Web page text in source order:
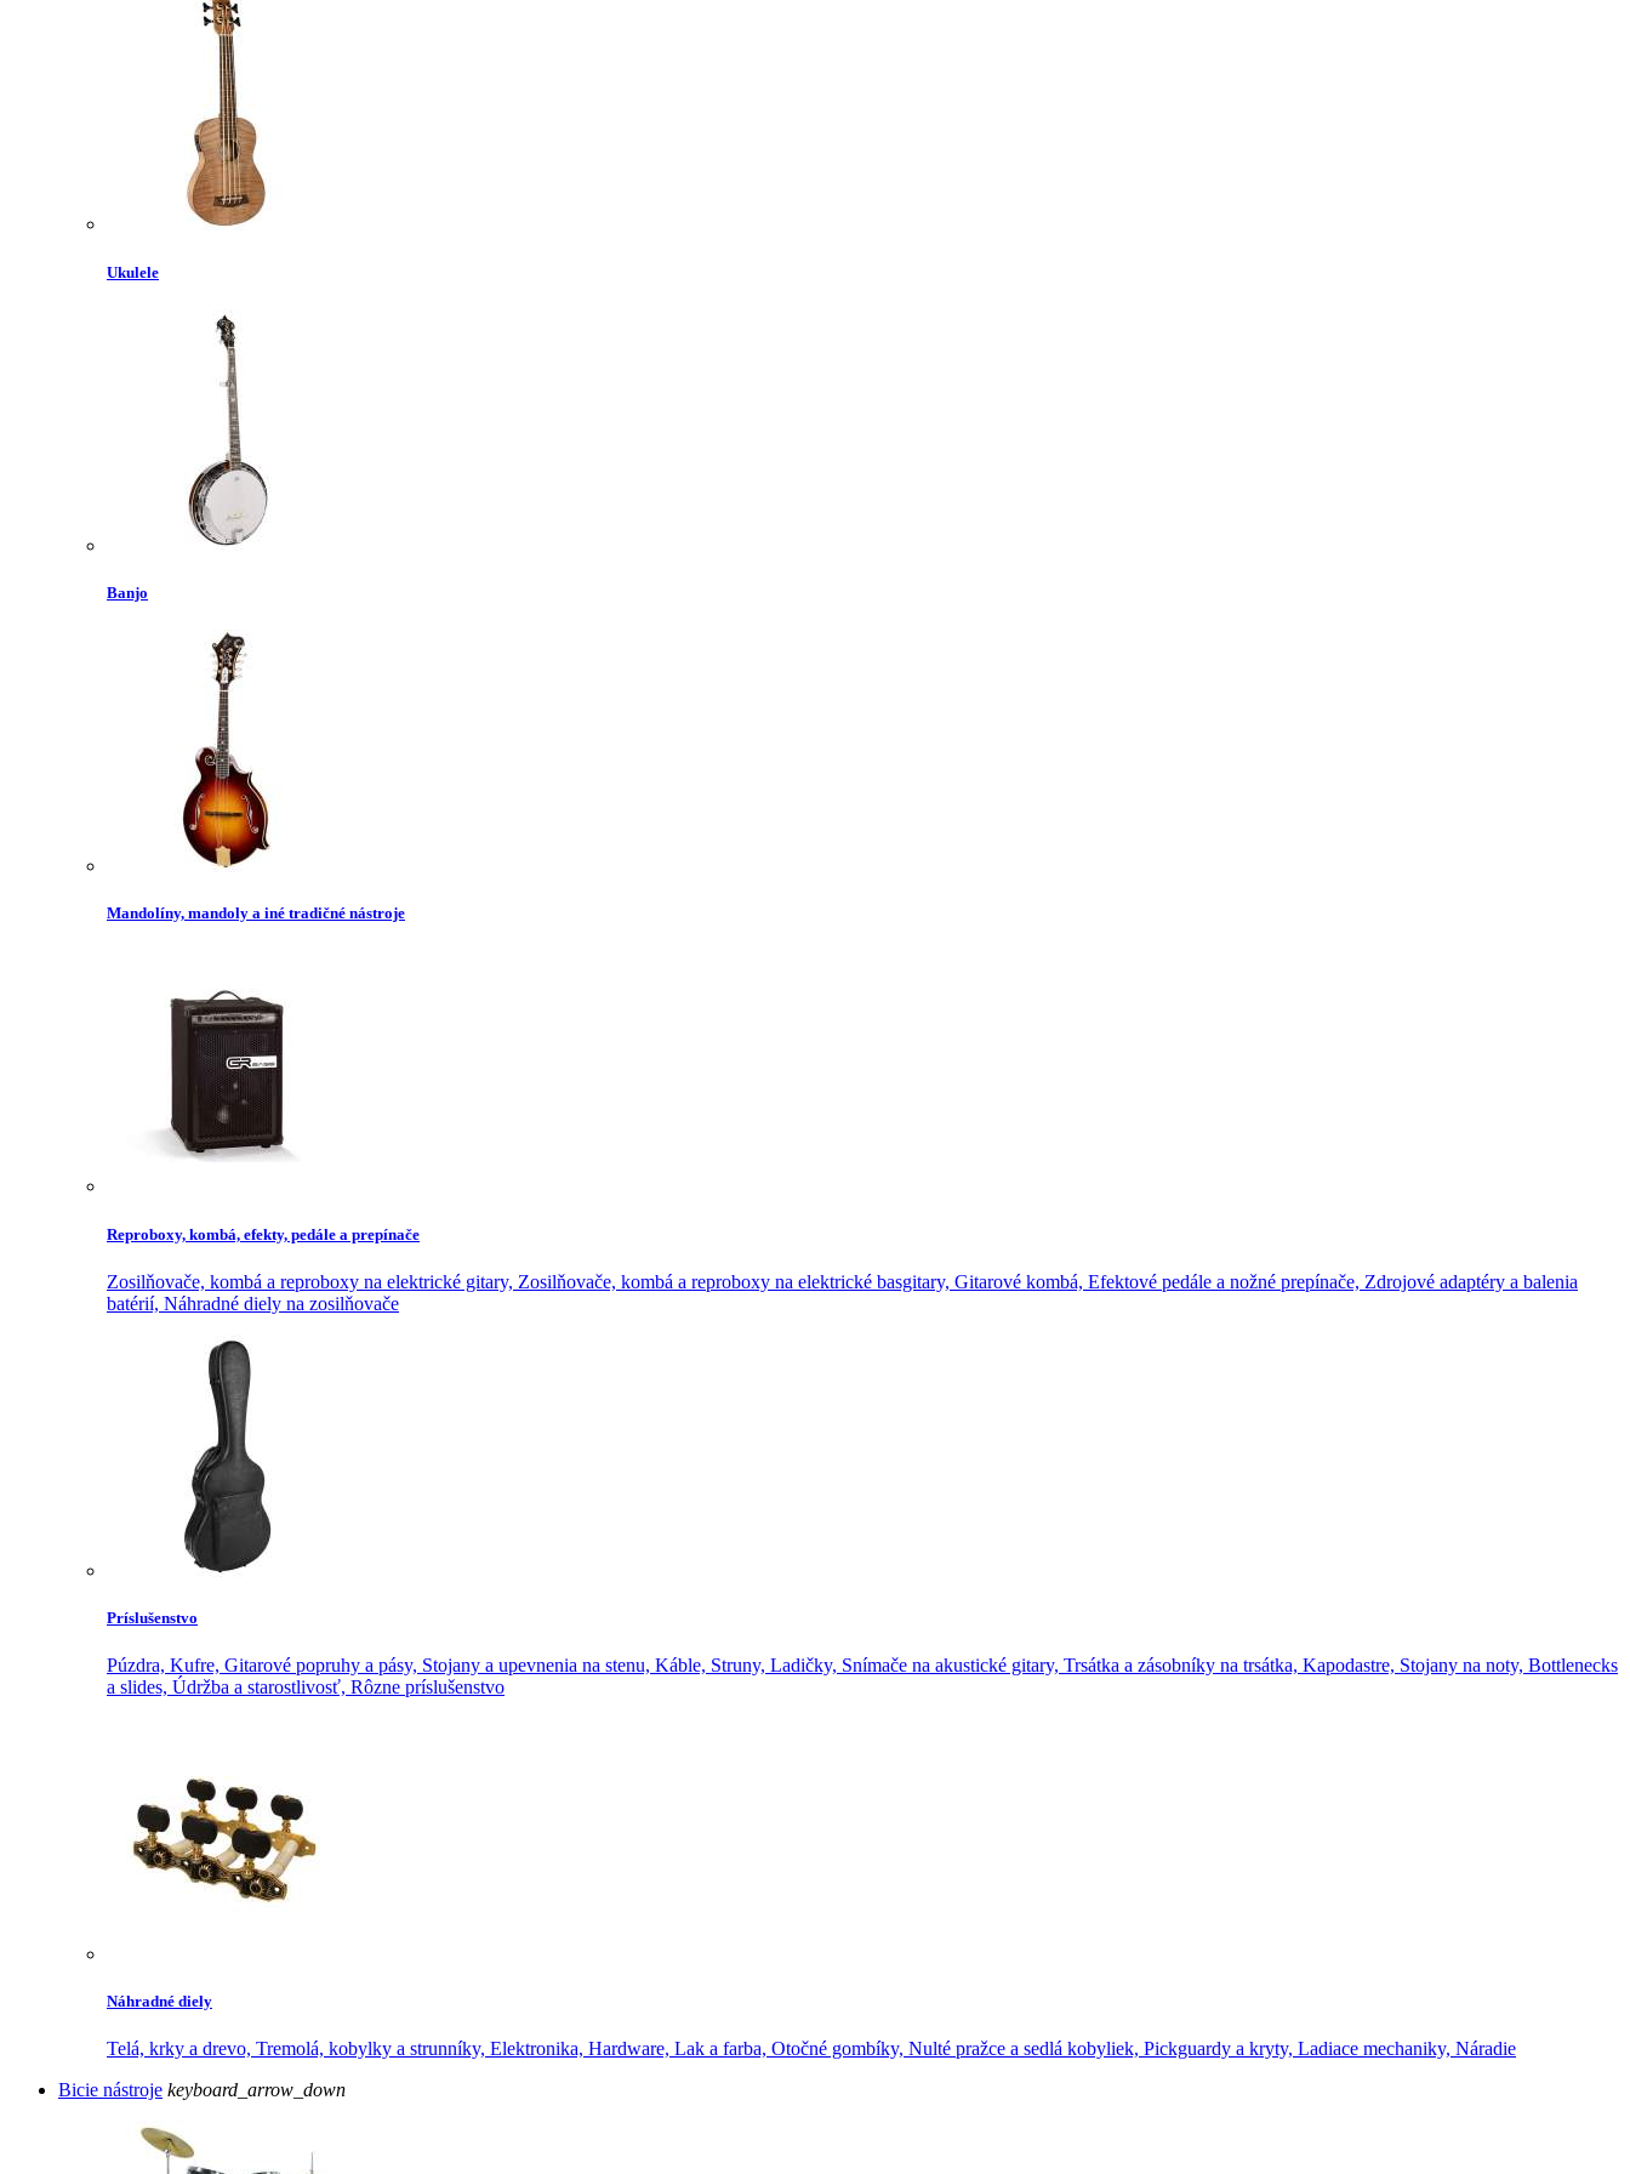
Ukulele
Banjo
Mandolíny, mandoly a iné tradičné nástroje
Reproboxy, kombá, efekty, pedále a prepínače
Zosilňovače, kombá a reproboxy na elektrické gitary, Zosilňovače, kombá a reproboxy na elektrické basgitary, Gitarové kombá, Efektové pedále a nožné prepínače, Zdrojové adaptéry a balenia
batérií, Náhradné diely na zosilňovače
Príslušenstvo
Púzdra, Kufre, Gitarové popruhy a pásy, Stojany a upevnenia na stenu, Káble, Struny, Ladičky, Snímače na akustické gitary, Trsátka a zásobníky na trsátka, Kapodastre, Stojany na noty, Bottlenecks
a slides, Údržba a starostlivosť, Rôzne príslušenstvo
Náhradné diely
Telá, krky a drevo, Tremolá, kobylky a strunníky, Elektronika, Hardware, Lak a farba, Otočné gombíky, Nulté pražce a sedlá kobyliek, Pickguardy a kryty, Ladiace mechaniky, Náradie
Bicie nástroje keyboard_arrow_down